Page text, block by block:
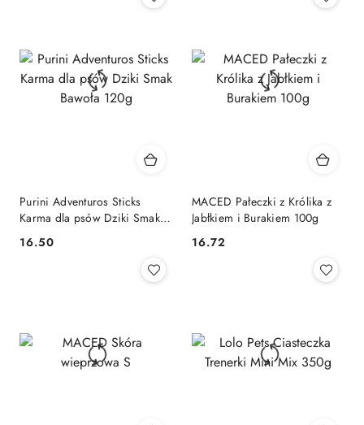
Purini Adventuros Sticks
Karma dla psów Dziki Smak
Cena:
16.50
MACED Pałeczki z Królika z
Jabłkiem i Burakiem 100g
Cena:
16.72